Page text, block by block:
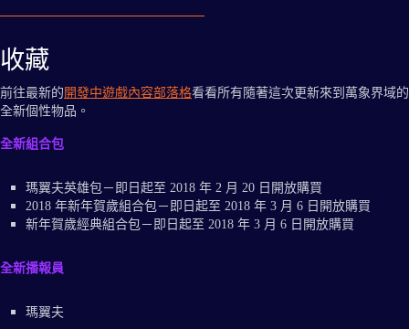
收藏
前往最新的 開發中遊戲內容部落格看看所有隨著這次更新來到萬象界域的
全新個性物品。
全新組合包
瑪翼夫英雄包－即日起至 2018 年 2 月 20 日開放購買
2018 年新年賀歲組合包－即日起至 2018 年 3 月 6 日開放購買
新年賀歲經典組合包－即日起至 2018 年 3 月 6 日開放購買
全新播報員
瑪翼夫